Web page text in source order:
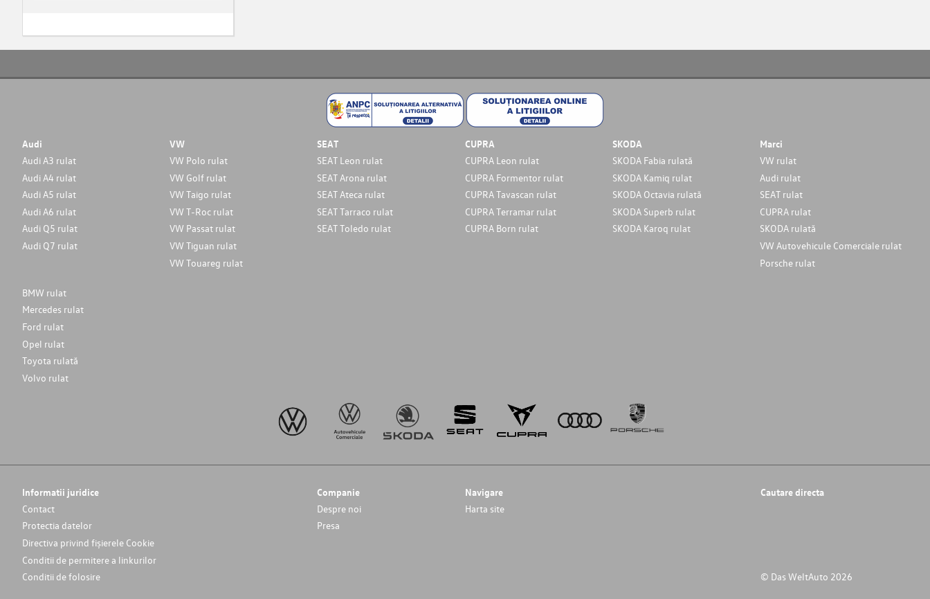
Audi
Audi A3 rulat
Audi A4 rulat
Audi A5 rulat
Audi A6 rulat
Audi Q5 rulat
Audi Q7 rulat
VW
VW Polo rulat
VW Golf rulat
VW Taigo rulat
VW T-Roc rulat
VW Passat rulat
VW Tiguan rulat
VW Touareg rulat
SEAT
SEAT Leon rulat
SEAT Arona rulat
SEAT Ateca rulat
SEAT Tarraco rulat
SEAT Toledo rulat
CUPRA
CUPRA Leon rulat
CUPRA Formentor rulat
CUPRA Tavascan rulat
CUPRA Terramar rulat
CUPRA Born rulat
SKODA
SKODA Fabia rulată
SKODA Kamiq rulat
SKODA Octavia rulată
SKODA Superb rulat
SKODA Karoq rulat
Marci
VW rulat
Audi rulat
SEAT rulat
CUPRA rulat
SKODA rulată
VW Autovehicule Comerciale rulat
Porsche rulat
BMW rulat
Mercedes rulat
Ford rulat
Opel rulat
Toyota rulată
Volvo rulat
Informatii juridice
Contact
Protectia datelor
Directiva privind fișierele Cookie
Conditii de permitere a linkurilor
Conditii de folosire
Companie
Despre noi
Presa
Navigare
Harta site
Cautare directa
© Das WeltAuto 2026